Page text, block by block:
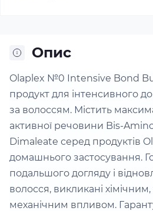
Опис
Olaplex №0 Intensive Bond
продукт для інтенсивного
за волоссям. Містить
активної речовини Bis-
Dimaleate серед продуктів
домашнього застосування.
подальшого догляду і
волосся, викликані
механічним впливом.